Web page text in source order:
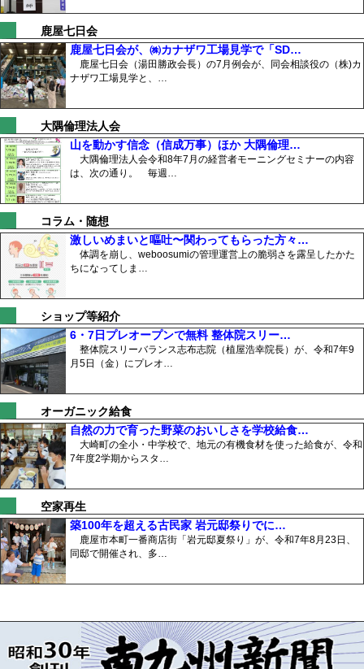
鹿屋七日会
鹿屋七日会が、㈱カナザワ工場見学で「SD…
鹿屋七日会（湯田勝政会長）の7月例会が、同会相談役の（株)カ
ナザワ工場見学と、…
大隅倫理法人会
山を動かす信念（信成万事）ほか 大隅倫理…
大隅倫理法人会令和8年7月の経営者モーニングセミナーの内容
は、次の通り。 毎週…
コラム・随想
激しいめまいと嘔吐〜関わってもらった方々…
体調を崩し、weboosumiの管理運営上の脆弱さを露呈したかた
ちになってしま…
ショップ等紹介
6・7日プレオープンで無料 整体院スリー…
整体院スリーバランス志布志院（植屋浩幸院長）が、令和7年9
月5日（金）にプレオ…
オーガニック給食
自然の力で育った野菜のおいしさを学校給食…
大崎町の全小・中学校で、地元の有機食材を使った給食が、令和
7年度2学期からスタ…
空家再生
築100年を超える古民家 岩元邸祭りでに…
鹿屋市本町一番商店街「岩元邸夏祭り」が、令和7年8月23日、
同邸で開催され、多…